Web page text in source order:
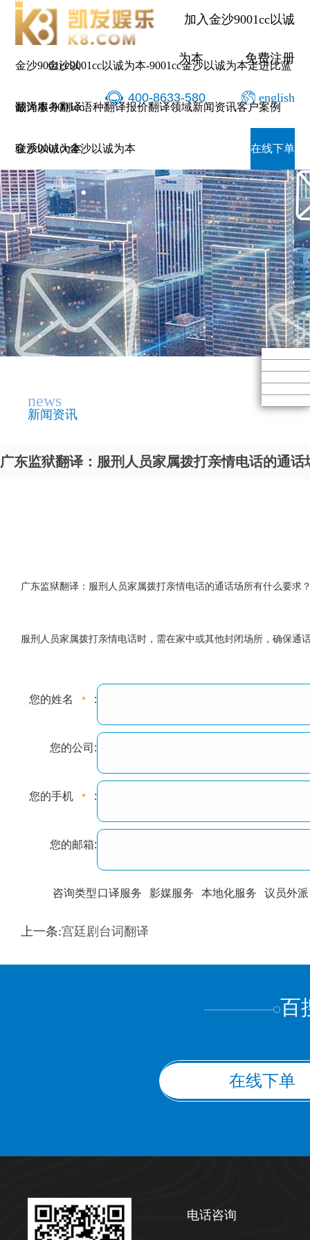
加入金沙9001cc以诚
为本 免费注册
400-8633-580 english
金沙9001cc以
诚为本-9001cc
金沙以诚为本
金沙9001cc以诚为本-9001cc金沙以诚为本走进比蓝
翻译服务翻译语种翻译报价翻译领域新闻资讯客户案例
联系9001cc金沙以诚为本 在线下单
news
新闻资讯
广东监狱翻译：服刑人员家属拨打亲情电话的通
广东监狱翻译：服刑人员家属拨打亲情电话的通话场所有什么要求
服刑人员家属拨打亲情电话时，需在家中或其他封闭场所，确保通
您的姓名 :
您的公司:
您的手机 :
您的邮箱:
咨询类型口译服务 影媒服务 本地化服务 议员外派
训翻译 标准级
上一条:宫廷剧台词翻译
百
在线下单
电话咨询